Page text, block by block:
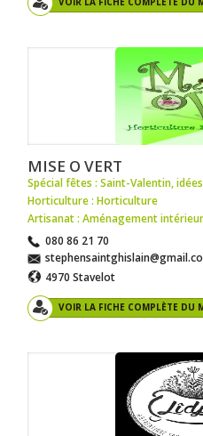
MISE O VERT
Spécial fêtes : Saint-Valentin,
Horticulture : Horticulture
Artisanat : Aménagement intérieur
080 86 21 70
4970 Stavelot
VOIR LA FICHE COMPLÈTE DU